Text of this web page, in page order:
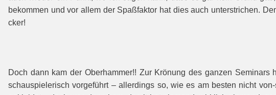
bekommen und vor allem der Spaßfaktor hat dies auch unterstrichen.
cker!
Doch dann kam der Oberhammer!! Zur Krönung des ganzen
schauspielerisch vorgeführt – allerdings so, wie es am besten nicht